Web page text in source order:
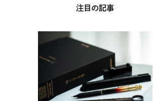
注目の記事